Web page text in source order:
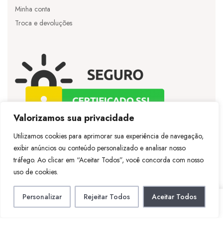
Valorizamos sua privacidade
Utilizamos cookies para aprimorar sua experiência de navegação,
exibir anúncios ou conteúdo personalizado e analisar nosso
tráfego. Ao clicar em “Aceitar Todos”, você concorda com nosso
uso de cookies.
Personalizar Rejeitar Todos Aceitar Todos
Minha conta
Troca e devoluções
©Licie– Todos os direitos reservados – Desenvolvido